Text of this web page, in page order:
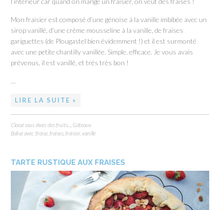
Mon fraisier est composé d’une génoise à la vanille imbibée avec un
sirop vanillé, d’une crème mousseline à la vanille, de fraises
gariguettes (de Plougastel bien évidemment !) et il est surmonté
avec une petite chantilly vanillée. Simple, efficace. Je vous avais
prévenus, il est vanillé, et très très bon !
…
LIRE LA SUITE »
Classé sous :Avec des fruits... ,Gâteaux
Balisé avec :fraise ,fraises ,fraisier,vanille
TARTE RUSTIQUE AUX FRAISES